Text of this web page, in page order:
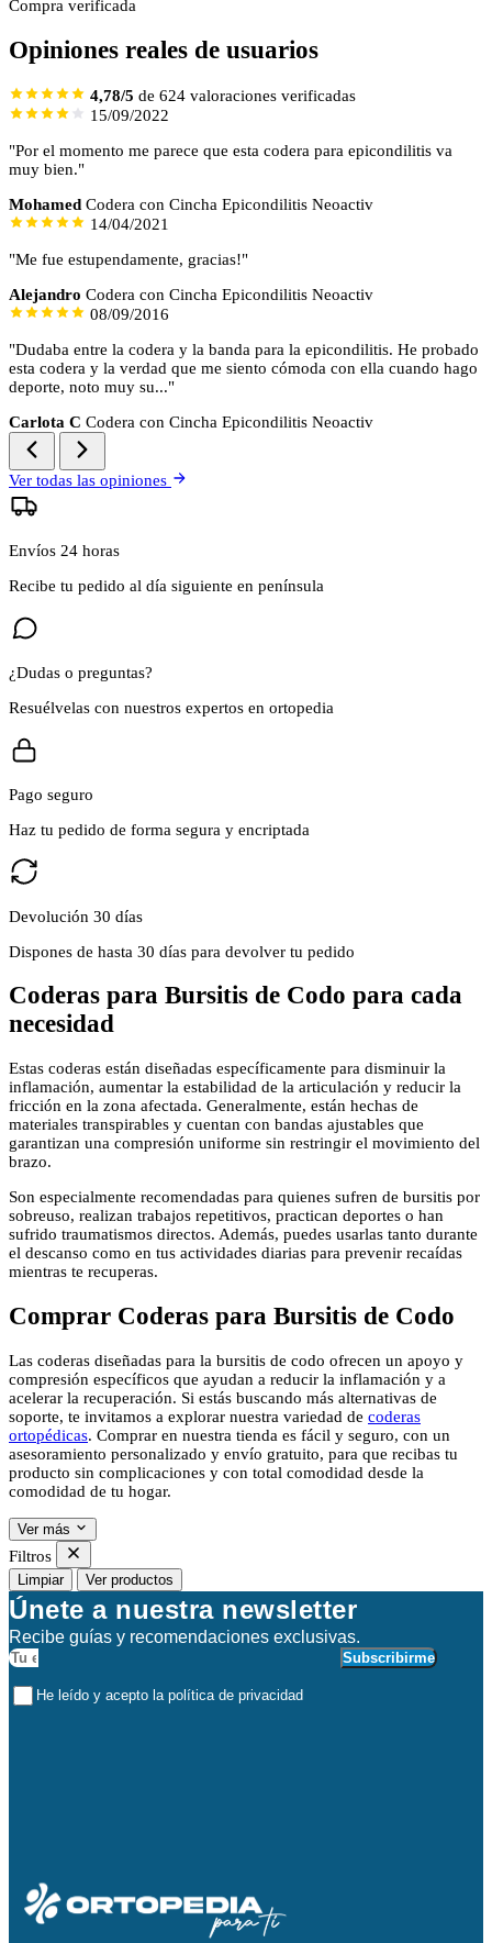
Compra verificada
Opiniones reales de usuarios
4,78/5 de 624 valoraciones verificadas
15/09/2022
"Por el momento me parece que esta codera para epicondilitis va
muy bien."
Mohamed Codera con Cincha Epicondilitis Neoactiv
14/04/2021
"Me fue estupendamente, gracias!"
Alejandro Codera con Cincha Epicondilitis Neoactiv
08/09/2016
"Dudaba entre la codera y la banda para la epicondilitis. He probado
esta codera y la verdad que me siento cómoda con ella cuando hago
deporte, noto muy su..."
Carlota C Codera con Cincha Epicondilitis Neoactiv
Ver todas las opiniones
Envíos 24 horas
Recibe tu pedido al día siguiente en península
¿Dudas o preguntas?
Resuélvelas con nuestros expertos en ortopedia
Pago seguro
Haz tu pedido de forma segura y encriptada
Devolución 30 días
Dispones de hasta 30 días para devolver tu pedido
Coderas para Bursitis de Codo para cada
necesidad
Estas coderas están diseñadas específicamente para disminuir la
inflamación, aumentar la estabilidad de la articulación y reducir la
fricción en la zona afectada. Generalmente, están hechas de
materiales transpirables y cuentan con bandas ajustables que
garantizan una compresión uniforme sin restringir el movimiento del
brazo.
Son especialmente recomendadas para quienes sufren de bursitis por
sobreuso, realizan trabajos repetitivos, practican deportes o han
sufrido traumatismos directos. Además, puedes usarlas tanto durante
el descanso como en tus actividades diarias para prevenir recaídas
mientras te recuperas.
Comprar Coderas para Bursitis de Codo
Las coderas diseñadas para la bursitis de codo ofrecen un apoyo y
compresión específicos que ayudan a reducir la inflamación y a
acelerar la recuperación. Si estás buscando más alternativas de
soporte, te invitamos a explorar nuestra variedad de coderas
ortopédicas. Comprar en nuestra tienda es fácil y seguro, con un
asesoramiento personalizado y envío gratuito, para que recibas tu
producto sin complicaciones y con total comodidad desde la
comodidad de tu hogar.
Ver más
Filtros
Limpiar Ver productos
Únete a nuestra newsletter
Recibe guías y recomendaciones exclusivas.
He leído y acepto la política de privacidad
Subscribirme